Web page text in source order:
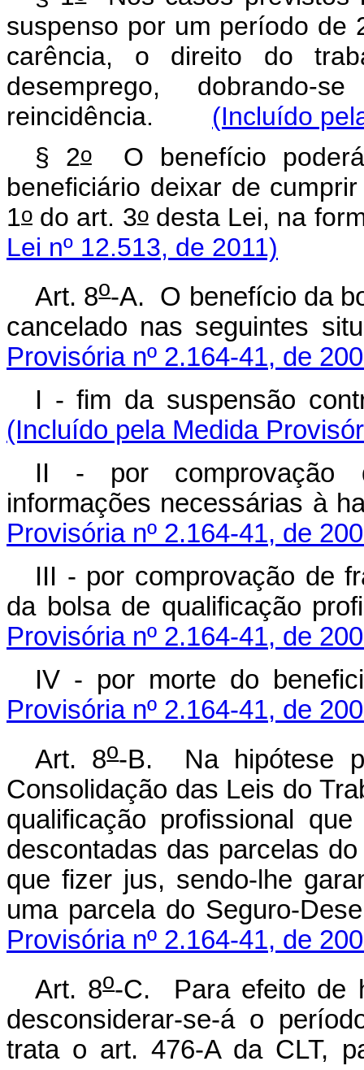
suspenso por um período de
carência, o direito do
desemprego,
reincidência. (Incluído
§ 2oO benefício poderá
beneficiário deixar de
1o do art. 3odesta Lei, na
Lei nº 12.513, de 2011)
Art. 8o-A. O benefício da
cancelado nas
Provisória nº 2.164-41, de
I - fim da suspensão
(Incluído pela Medida
II - por comprovação
informações necessárias
Provisória nº 2.164-41, de
III - por comprovação de
da bolsa de qualificação
Provisória nº 2.164-41, de
IV - por morte do
Provisória nº 2.164-41, de
Art. 8o-B. Na hipótese
Consolidação das Leis do
qualificação profissional
descontadas das parcelas
que fizer jus, sendo-lhe
uma parcela do Seguro-
Provisória nº 2.164-41, de
Art. 8o-C. Para efeito de
desconsiderar-se-á o
trata o art. 476-A da CLT,